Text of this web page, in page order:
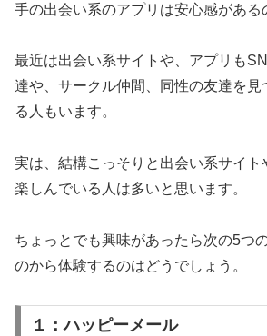
手の出会い系のアプリは安心感がある
最近は出会い系サイトや、アプリも
達や、サークル仲間、同性の友達を見
る人もいます。
実は、結構こっそりと出会い系サイト
楽しんでいる人は多いと思います。
ちょっとでも興味があったら次の5つ
のから体験するのはどうでしょう。
１：ハッピーメール